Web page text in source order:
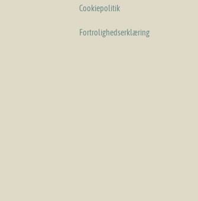
Cookiepolitik
Fortrolighedserklæring